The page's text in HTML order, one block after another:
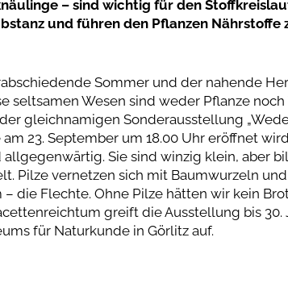
– sind wichtig für den
und führen den Pflanzen Nährstoffe
Sommer und der nahende
seltsamen Wesen sind weder Pflanze
gleichnamigen Sonderausstellung
am 23. September um 18.00 Uhr eröffnet
allgegenwärtig. Sie sind winzig klein, aber
Pilze vernetzen sich mit Baumwurzeln
die Flechte. Ohne Pilze hätten wir kein
greift die Ausstellung bis 30.
für Naturkunde in Görlitz auf.